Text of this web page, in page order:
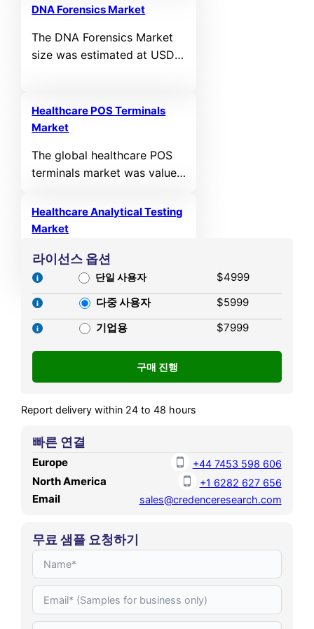
period.
valued at USD 64,394.03
USD 87,086.19 MN in 2025.
It is anticipated to reach
6.76% during the forecast
period.
DNA Forensics Market
The DNA Forensics Market
size was estimated at USD
11,601.47 million by 2032,
growing at a CAGR of 8.94%
Healthcare POS Terminals
Market
The global healthcare POS
terminals market was valued
2024 and is projected to
reach USD 35,840.49 million
compound annual growth
rate (CAGR) of 10.42%
during the forecast period,
according to Credence
Research.
Healthcare Analytical Testing
Market
The global healthcare
analytical testing market
was valued at USD 8,183
million in 2024 and is
projected to reach USD
expanding at a compound
annual growth rate (CAGR)
period,
라이선스 옵션
단일 사용자
$4999
다중 사용자
$5999
기업용
$7999
Report delivery within 24 to 48 hours
빠른 연결
Europe +44 7453 598 606
North America +1 6282 627 656
Email sales@credenceresearch.com
무료 샘플 요청하기